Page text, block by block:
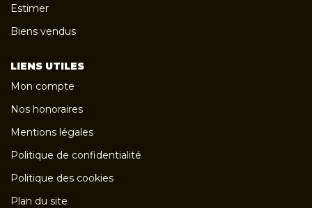
Estimer
Biens vendus
LIENS UTILES
Mon compte
Nos honoraires
Mentions légales
Politique de confidentialité
Politique des cookies
Plan du site